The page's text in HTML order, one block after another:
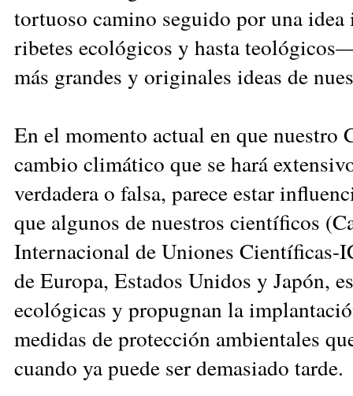
tortuoso camino seguido por una
ribetes ecológicos y hasta
más grandes y originales ideas de
En el momento actual en que nuestro
cambio climático que se hará
verdadera o falsa, parece estar
que algunos de nuestros científicos
Internacional de Uniones
de Europa, Estados Unidos y Japón,
ecológicas y propugnan la
medidas de protección ambientales
cuando ya puede ser demasiado tarde.